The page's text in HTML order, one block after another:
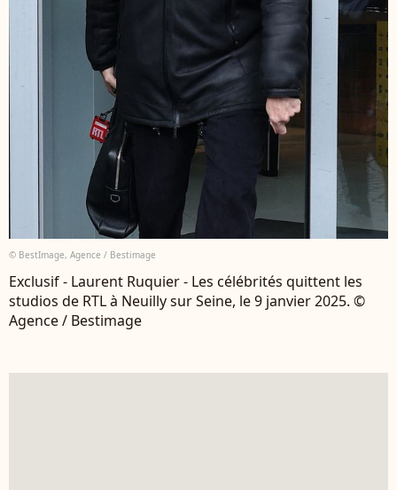
© BestImage, Agence / Bestimage
Exclusif - Laurent Ruquier - Les célébrités quittent les
studios de RTL à Neuilly sur Seine, le 9 janvier 2025. ©
Agence / Bestimage